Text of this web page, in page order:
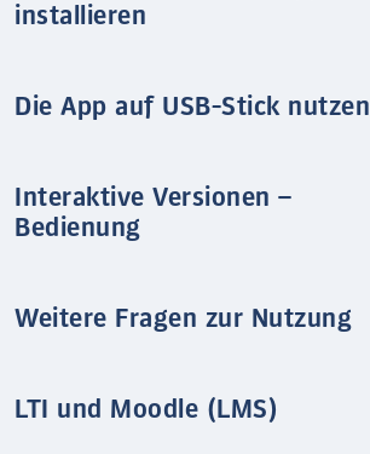
installieren
Die App auf USB-Stick nutzen
Interaktive Versionen –
Bedienung
Weitere Fragen zur Nutzung
LTI und Moodle (LMS)